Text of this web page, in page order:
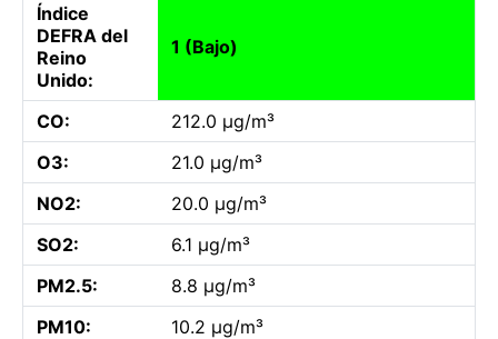
Índice
DEFRA del
Reino
Unido:
1 (Bajo)
CO:
212.0 µg/m³
O3:
21.0 µg/m³
NO2:
20.0 µg/m³
SO2:
6.1 µg/m³
PM2.5:
8.8 µg/m³
PM10:
10.2 µg/m³